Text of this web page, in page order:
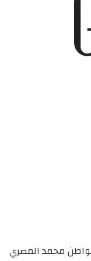
محمد المصري